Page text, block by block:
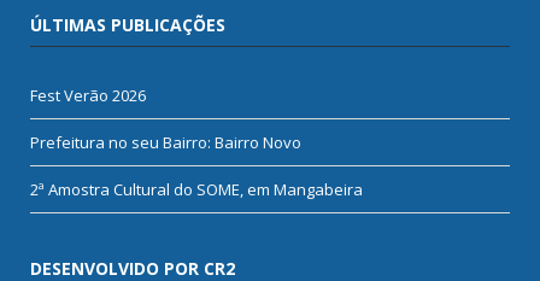
ÚLTIMAS PUBLICAÇÕES
Fest Verão 2026
Prefeitura no seu Bairro: Bairro Novo
2ª Amostra Cultural do SOME, em Mangabeira
DESENVOLVIDO POR CR2